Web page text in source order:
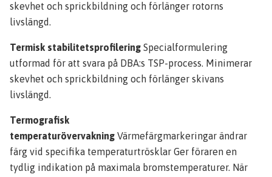
skevhet och sprickbildning och förlänger rotorns
livslängd.
Termisk stabilitetsprofilering Specialformulering
utformad för att svara på DBA:s TSP-process. Minimerar
skevhet och sprickbildning och förlänger skivans
livslängd.
Termografisk
temperaturövervakning Värmefärgmarkeringar ändrar
färg vid specifika temperaturtrösklar Ger föraren en
tydlig indikation på maximala bromstemperaturer. När